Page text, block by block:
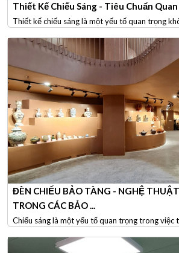
Thiết Kế Chiếu Sáng - Tiêu Chuẩn
Thiết kế chiếu sáng là một yếu tố quan trọng
ĐÈN CHIẾU BẢO TÀNG - NGHỆ
TRONG CÁC BẢO ...
Chiếu sáng là một yếu tố quan trọng trong việc